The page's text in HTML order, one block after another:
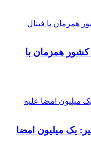
کشور همزمان با
یک میلیون امضا